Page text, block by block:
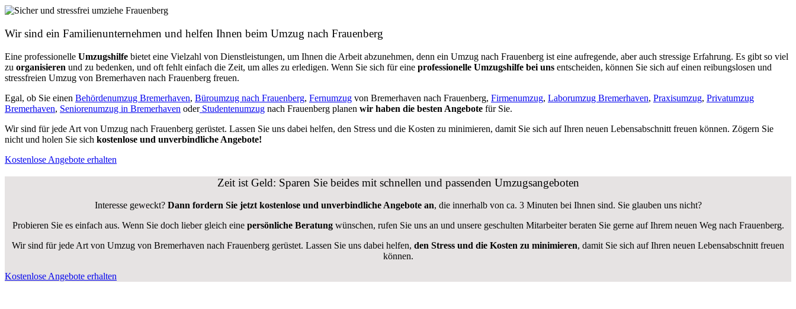
Wir sind ein Familienunternehmen und helfen Ihnen beim Umzug nach Frauenberg
Eine professionelle Umzugshilfe bietet eine Vielzahl von Dienstleistungen, um Ihnen die Arbeit abzunehmen, denn ein Umzug nach Frauenberg ist eine aufregende, aber auch stressige Erfahrung. Es gibt so viel
zu organisieren und zu bedenken, und oft fehlt einfach die Zeit, um alles zu erledigen. Wenn Sie sich für eine professionelle Umzugshilfe bei uns entscheiden, können Sie sich auf einen reibungslosen und
stressfreien Umzug von Bremerhaven nach Frauenberg freuen.
Egal, ob Sie einen Behördenumzug Bremerhaven, Büroumzug nach Frauenberg, Fernumzug von Bremerhaven nach Frauenberg, Firmenumzug, Laborumzug Bremerhaven, Praxisumzug, Privatumzug
Bremerhaven, Seniorenumzug in Bremerhaven oderStudentenumzug nach Frauenberg planen wir haben die besten Angebote für Sie.
Wir sind für jede Art von Umzug nach Frauenberg gerüstet. Lassen Sie uns dabei helfen, den Stress und die Kosten zu minimieren, damit Sie sich auf Ihren neuen Lebensabschnitt freuen können. Zögern Sie
nicht und holen Sie sich kostenlose und unverbindliche Angebote!
Kostenlose Angebote erhalten
Zeit ist Geld: Sparen Sie beides mit schnellen und passenden Umzugsangeboten
Interesse geweckt? Dann fordern Sie jetzt kostenlose und unverbindliche Angebote an, die innerhalb von ca. 3 Minuten bei Ihnen sind. Sie glauben uns nicht?
Probieren Sie es einfach aus. Wenn Sie doch lieber gleich eine persönliche Beratungwünschen, rufen Sie uns an und unsere geschulten Mitarbeiter beraten Sie gerne auf Ihrem neuen Weg nach Frauenberg.
Wir sind für jede Art von Umzug von Bremerhaven nach Frauenberg gerüstet. Lassen Sie uns dabei helfen, den Stress und die Kosten zu minimieren, damit Sie sich auf Ihren neuen Lebensabschnitt freuen
können.
Kostenlose Angebote erhalten